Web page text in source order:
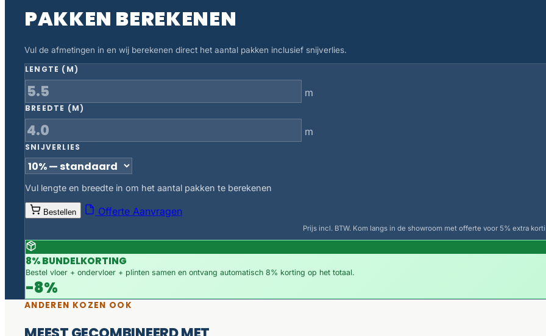
PAKKEN BEREKENEN
Vul de afmetingen in en wij berekenen direct het aantal pakken inclusief snijverlies.
LENGTE (M)
m
BREEDTE (M)
m
SNIJVERLIES
Vul lengte en breedte in om het aantal pakken te berekenen
Bestellen Offerte Aanvragen
Prijs incl. BTW. Kom langs in de showroom met offerte voor 5% extra
8% BUNDELKORTING
Bestel vloer + ondervloer + plinten samen en ontvang automatisch 8% korting op het totaal.
-8%
ANDEREN KOZEN OOK